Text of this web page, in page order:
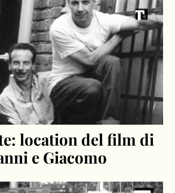
location del film di
e Giacomo